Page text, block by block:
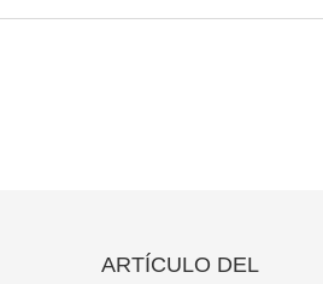
ARTÍCULO DEL